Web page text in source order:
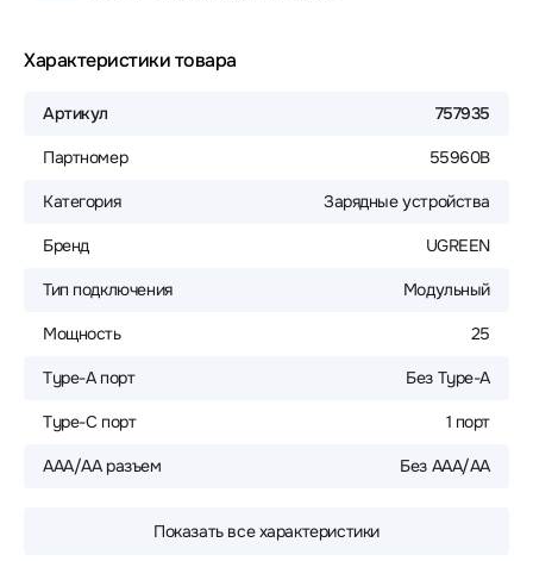
Характеристики товара
Артикул 757935
Партномер 55960B
Категория Зарядные устройства
Бренд UGREEN
Тип подключения Модульный
Мощность 25
Type-A порт Без Type-A
Type-C порт 1 порт
AAA/AA разъем Без ААА/AA
Показать все характеристики